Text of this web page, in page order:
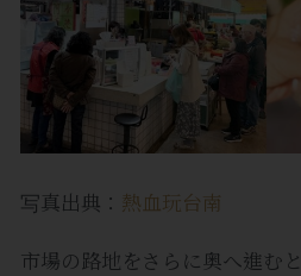
写真出典： 熱血玩台南
市場の路地をさらに奥へ進む